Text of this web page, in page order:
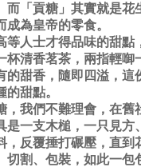
而「貢糖」其實就是花
為皇帝的零食。
等人士才得品味的甜
杯清香茗茶，兩指輕啣
的甜香，隨即四溢，這
甜點。
，我們不難理會，在舊
是一支木槌，一只見方
，反覆捶打碾壓，直到
切割、包裝，如此一包